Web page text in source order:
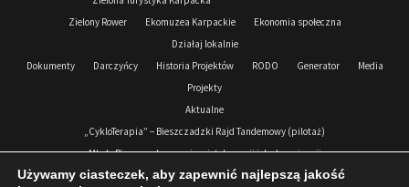
Zielony Rower
Ekomuzea Karpackie
Ekonomia społeczna
Działaj lokalnie
Dokumenty
Darczyńcy Historia Projektów RODO Generator
Media
Projekty
Aktualne
„CykloTerapia” – Bieszczadzki Rajd Tandemowy (pilotaż)
Młode Bieszczady przeciw nietolerancji i dyskryminacji
Podkarpacki Korpus Solidarności 2024-2026
Używamy ciasteczek, aby zapewnić najlepszą jakość